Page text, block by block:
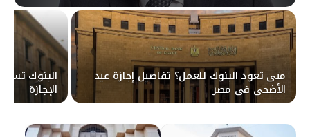
متى تعود البنوك للعمل؟ تفاصيل إجازة عيد
الأضحى في مصر
البنوك
الإجازة